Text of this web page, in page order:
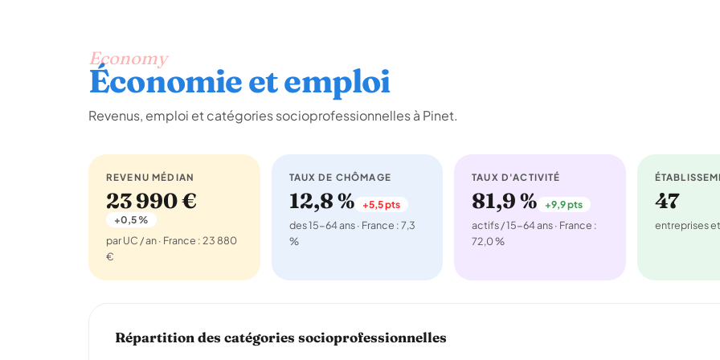
Economy
Économie et emploi
Revenus, emploi et catégories socioprofessionnelles à Pinet.
REVENU MÉDIAN
23 990 €
+0,5 %
par UC / an · France : 23 880
€
TAUX DE CHÔMAGE
12,8 % +5,5 pts
des 15-64 ans · France : 7,3
%
TAUX D'ACTIVITÉ
81,9 % +9,9 pts
actifs / 15-64 ans · France :
72,0 %
47
entreprises
Répartition des catégories socioprofessionnelles